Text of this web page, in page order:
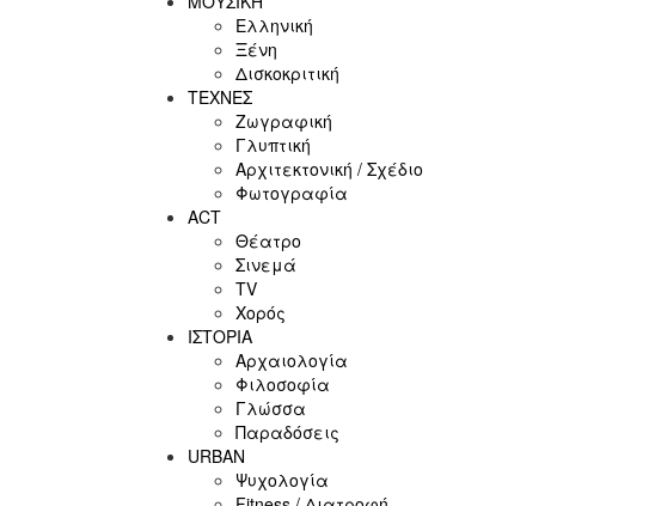
Ελληνική
Ξένη
Δισκοκριτική
ΤΕΧΝΕΣ
Ζωγραφική
Γλυπτική
Αρχιτεκτονική / Σχέδιο
Φωτογραφία
ACT
Θέατρο
Σινεμά
ΤV
Χορός
ΙΣΤΟΡΙΑ
Αρχαιολογία
Φιλοσοφία
Γλώσσα
Παραδόσεις
URBAN
Ψυχολογία